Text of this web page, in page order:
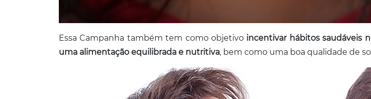
Essa Campanha também tem como objetivoincentivar hábitos saudáveis
uma alimentação equilibrada e nutritiva, bem como uma boa qualidade de